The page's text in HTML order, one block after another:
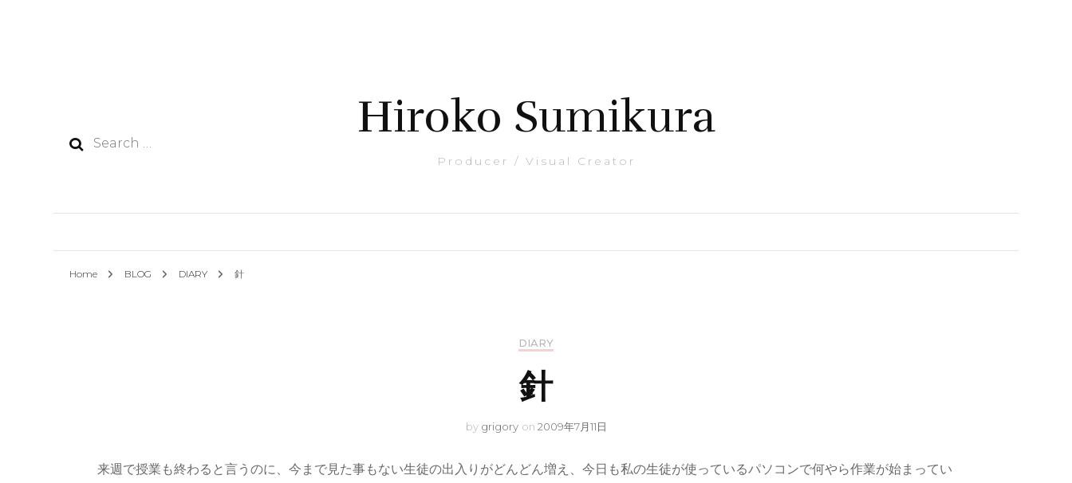
Search
Hiroko Sumikura
Producer / Visual Creator
Home BLOG DIARY 針
DIARY
針
by grigory on 2009年7月11日
来週で授業も終わると言うのに、今まで見た事もない生徒の出入りがどんどん増え、今日も私の生徒が使っているパソコンで何やら作業が始まってい